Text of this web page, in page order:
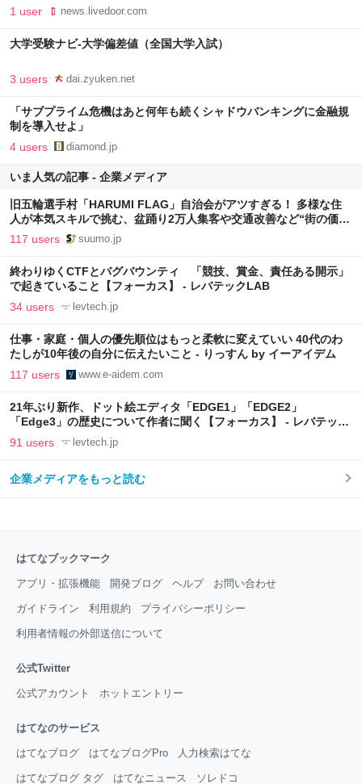
1 user news.livedoor.com
大学受験ナビ-大学偏差値（全国大学入試）
3 users dai.zyuken.net
「サブプライム危機はあと何年も続くシャドウバンキングに金融規
制を導入せよ」
4 users diamond.jp
いま人気の記事 - 企業メディア
旧五輪選手村「HARUMI FLAG」自治会がアツすぎる！ 多様な住
人が本気スキルで挑む、盆踊り2万人集客や交通改善など“街の価値
向上”戦略 東京・中央区
117 users suumo.jp
終わりゆくCTFとバグバウンティ 「競技、賞金、責任ある開示」
で起きていること【フォーカス】 - レバテックLAB
34 users levtech.jp
仕事・家庭・個人の優先順位はもっと柔軟に変えていい 40代のわ
たしが10年後の自分に伝えたいこと - りっすん by イーアイデム
117 users www.e-aidem.com
21年ぶり新作、ドット絵エディタ「EDGE1」「EDGE2」
「Edge3」の歴史について作者に聞く【フォーカス】 - レバテック
LAB
91 users levtech.jp
企業メディアをもっと読む
はてなブックマーク
アプリ・拡張機能 開発ブログ ヘルプ お問い合わせ
ガイドライン 利用規約 プライバシーポリシー
利用者情報の外部送信について
公式Twitter
公式アカウント ホットエントリー
はてなのサービス
はてなブログ はてなブログPro 人力検索はてな
はてなブログ タグ はてなニュース ソレドコ